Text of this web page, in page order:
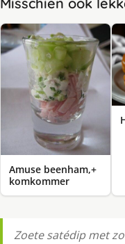
Amuse beenham,+
komkommer
Zoete satédip met